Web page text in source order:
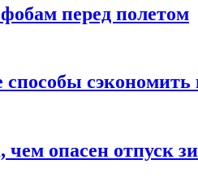
перед полетом
опасен отпуск